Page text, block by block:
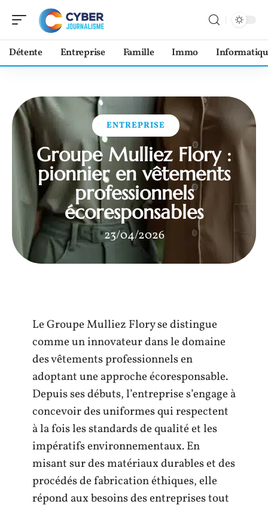
Détente Entreprise Famille Immo
ENTREPRISE
Groupe Mulliez Flory :
pionnier en vêtements
professionnels
écoresponsables
23/04/2026
Le Groupe Mulliez Flory se distingue
comme un innovateur dans le domaine
des vêtements professionnels en
adoptant une approche écoresponsable.
Depuis ses débuts, l’entreprise s’engage à
concevoir des uniformes qui respectent
à la fois les standards de qualité et les
impératifs environnementaux. En
misant sur des matériaux durables et des
procédés de fabrication éthiques, elle
répond aux besoins des entreprises tout